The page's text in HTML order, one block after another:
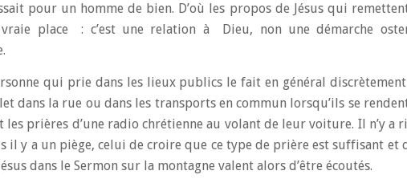
pour un homme de bien. D’où les propos de Jésus qui
place : c’est une relation à Dieu, non une démarche
qui prie dans les lieux publics le fait en général
dans la rue ou dans les transports en commun lorsqu’ils se
les prières d’une radio chrétienne au volant de leur voiture. Il n’y a
y a un piège, celui de croire que ce type de prière est suffisant et
dans le Sermon sur la montagne valent alors d’être écoutés.